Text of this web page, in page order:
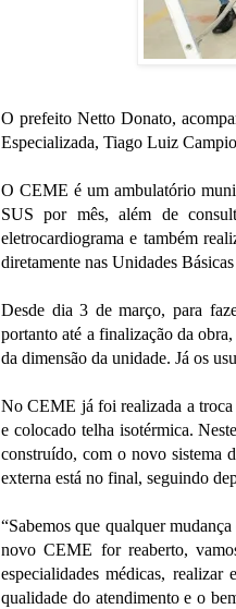
O prefeito Netto Donato,
Especializada, Tiago Luiz
O CEME é um ambulatório
SUS por mês, além de
eletrocardiograma e também
diretamente nas Unidades
Desde dia 3 de março, para
portanto até a finalização da
da dimensão da unidade. Já os
No CEME já foi realizada a troca
e colocado telha isotérmica.
construído, com o novo sistema
externa está no final, seguindo
“Sabemos que qualquer
novo CEME for reaberto,
especialidades médicas,
qualidade do atendimento e o